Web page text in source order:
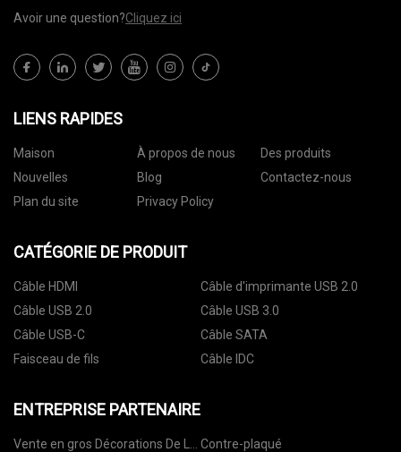
Avoir une question?Cliquez ici
LIENS RAPIDES
Maison À propos de nous
Des produits
Nouvelles
Blog
Contactez-nous
Plan du site
Privacy Policy
CATÉGORIE DE PRODUIT
Câble HDMI
Câble d'imprimante USB 2.0
Câble USB 2.0
Câble USB 3.0
Câble USB-C
Câble SATA
Faisceau de fils
Câble IDC
ENTREPRISE PARTENAIRE
Vente en gros Décorations De La Contre-plaqué